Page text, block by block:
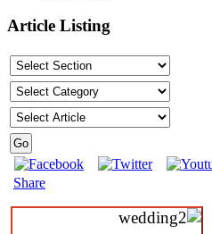
Article Listing
Share